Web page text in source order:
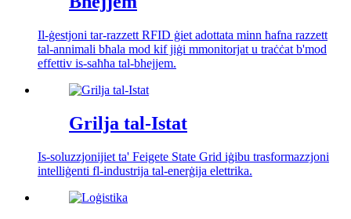
Il-ġestjoni tar-razzett RFID ġiet adottata minn ħafna razzett
tal-annimali bħala mod kif jiġi mmonitorjat u traċċat b'mod
effettiv is-saħħa tal-bhejjem.
Grilja tal-Istat
Is-soluzzjonijiet ta' Feigete State Grid iġibu trasformazzjoni
intelliġenti fl-industrija tal-enerġija elettrika.